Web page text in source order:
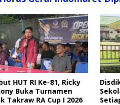
Ricky
I 2026
Disdik Langkat
Sekolah Unggah
Setiap Hari,